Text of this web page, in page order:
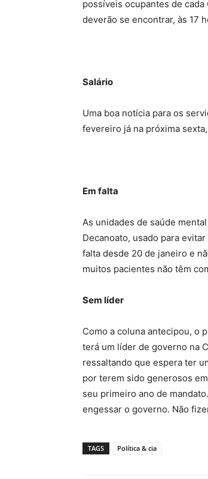
possíveis ocupantes de cada
deverão se encontrar, às 17
Salário
Uma boa notícia para os
fevereiro já na próxima
Em falta
As unidades de saúde
Decanoato, usado para
falta desde 20 de janeiro e
muitos pacientes não têm
Sem líder
Como a coluna antecipou, o
terá um líder de governo na
ressaltando que espera ter
por terem sido generosos
seu primeiro ano de
engessar o governo. Não
TAGS Política & cia